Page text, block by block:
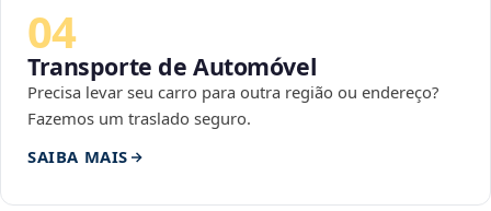
04
Transporte de Automóvel
Precisa levar seu carro para outra região ou endereço?
Fazemos um traslado seguro.
SAIBA MAIS